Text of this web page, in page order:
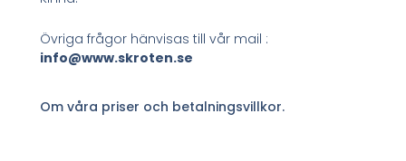
Övriga frågor hänvisas till vår mail :
info@www.skroten.se
Om våra priser och betalningsvillkor.